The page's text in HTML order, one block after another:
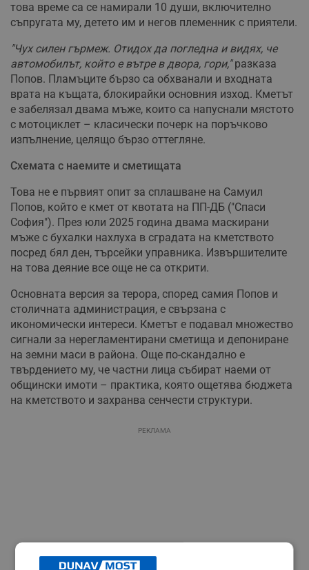
това време са се намирали 10 души, включително
съпругата му, детето им и негов племенник с приятели.
"Чух силен гърмеж. Отидох да погледна и видях, че
автомобилът, който е вътре в двора, гори,"разказа
Попов. Пламъците бързо са обхванали и входната
врата на къщата, блокирайки основния изход. Кметът
е забелязал двама мъже, които са напуснали мястото
с мотоциклет – класически почерк на поръчково
изпълнение, целящо бързо оттегляне.
Схемата с наемите и сметищата
Това не е първият опит за сплашване на Самуил
Попов, който е кмет от квотата на ПП-ДБ ("Спаси
София"). През юли 2025 година двама маскирани
мъже с бухалки нахлуха в сградата на кметството
посред бял ден, търсейки управника. Извършителите
на това деяние все още не са открити.
Основната версия за терора, според самия Попов и
столичната администрация, е свързана с
икономически интереси. Кметът е подавал множество
сигнали за нерегламентирани сметища и депониране
на земни маси в района. Още по-скандално е
твърдението му, че частни лица събират наеми от
общински имоти – практика, която ощетява бюджета
на кметството и захранва сенчести структури.
РЕКЛАМА